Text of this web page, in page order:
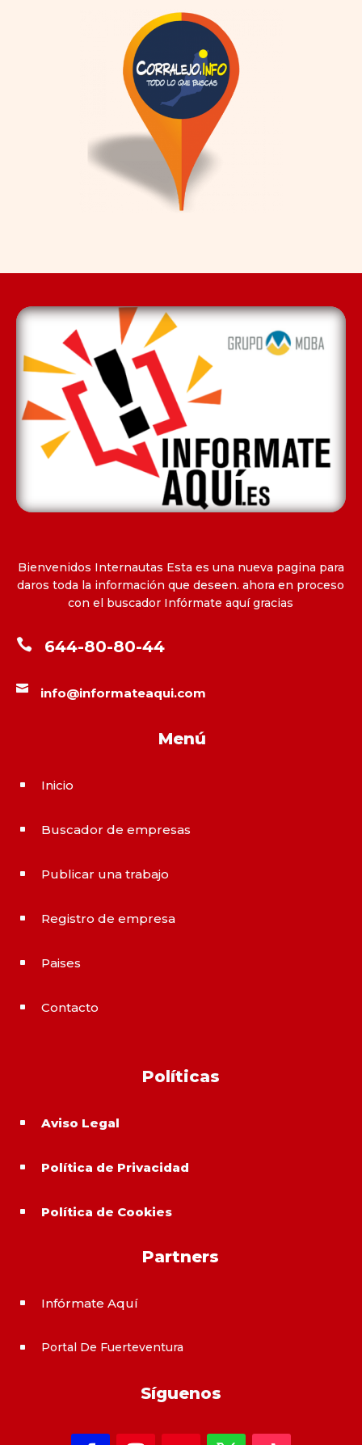
Bienvenidos Internautas Esta es una nueva pagina para
daros toda la información que deseen. ahora en proceso
con el buscador Infórmate aquí gracias
 644-80-80-44
 info@informateaqui.com
Menú
^ Inicio
^ Buscador de empresas
^ Publicar una trabajo
^ Registro de empresa
^ Paises
^ Contacto
Políticas
^ Aviso Legal
^ Política de Privacidad
^ Política de Cookies
Partners
^ Infórmate Aquí
^ Portal De Fuerteventura
Síguenos